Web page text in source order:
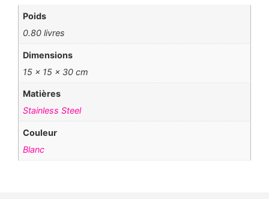
Poids
0.80 livres
Dimensions
15 × 15 × 30 cm
Matières
Stainless Steel
Couleur
Blanc